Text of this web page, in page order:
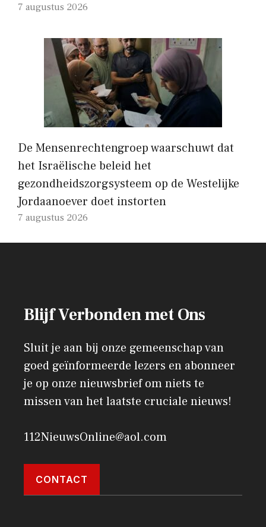
7 augustus 2026
De Mensenrechtengroep waarschuwt dat
het Israëlische beleid het
gezondheidszorgsysteem op de Westelijke
Jordaanoever doet instorten
7 augustus 2026
Blijf Verbonden met Ons
Sluit je aan bij onze gemeenschap van
goed geïnformeerde lezers en abonneer
je op onze nieuwsbrief om niets te
missen van het laatste cruciale nieuws!
112NieuwsOnline@aol.com
CONTACT